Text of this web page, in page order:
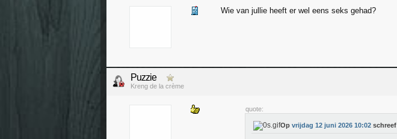
Wie van jullie heeft er wel eens seks gehad?
Puzzie
Kreng de la crème
quote:
Op vrijdag 12 juni 2026 10:02 schreef